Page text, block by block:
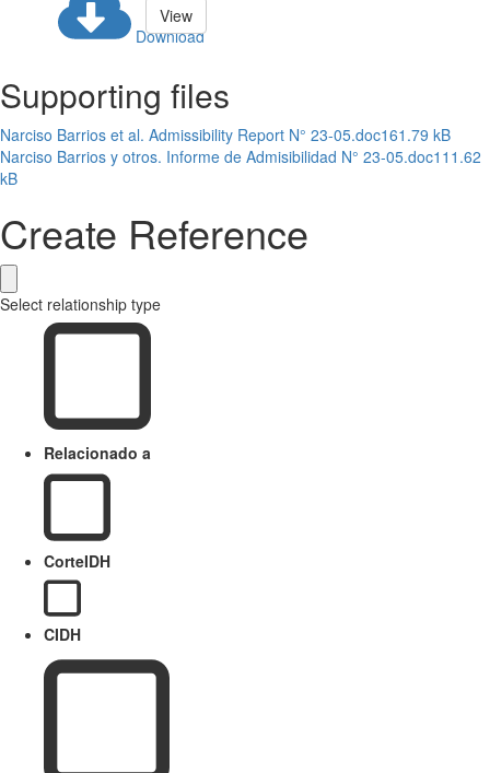
Download
View
Supporting files
Narciso Barrios et al. Admissibility Report N° 23-05.doc161.79 kB
Narciso Barrios y otros. Informe de Admisibilidad N° 23-05.doc111.62
kB
Create Reference
Select relationship type
Relacionado a
CorteIDH
CIDH